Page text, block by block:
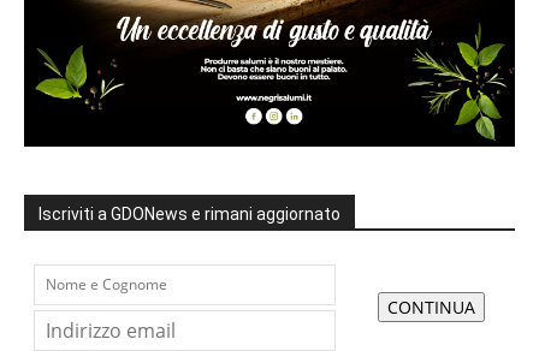
Iscriviti a GDONews e rimani aggiornato